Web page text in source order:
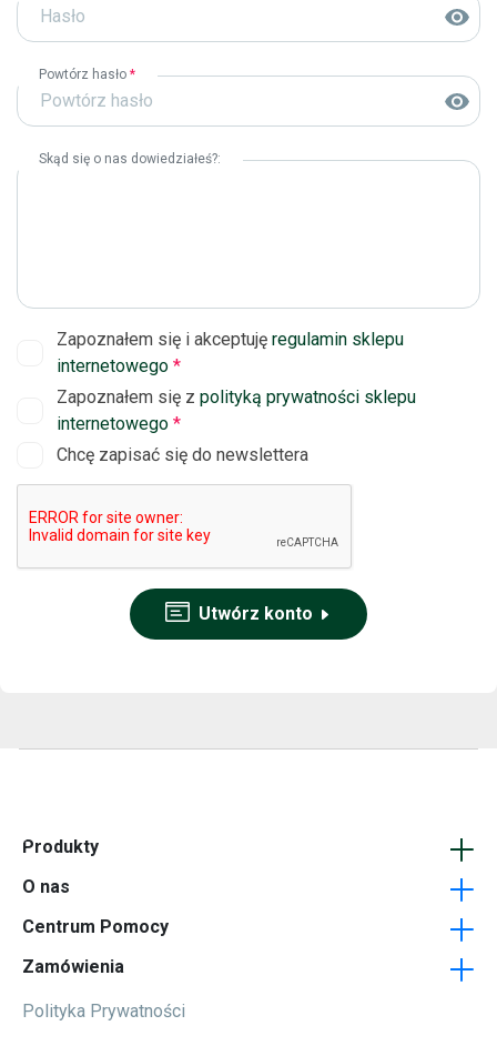
Powtórz hasło *
Skąd się o nas dowiedziałeś?:
Zapoznałem się i akceptuję regulamin sklepu
internetowego *
Zapoznałem się z polityką prywatności sklepu
internetowego *
Chcę zapisać się do newslettera
Utwórz konto
Produkty
Opakowania - Pudełka
Podkładki pod kubki
Wizytówki
Ulotki
O nas
Firma
Jak dojechać
Blog
Centrum Pomocy
FAQ
Formularz kontaktowy
Zamówienia
Jak przygotować projekt?
Polityka Prywatności